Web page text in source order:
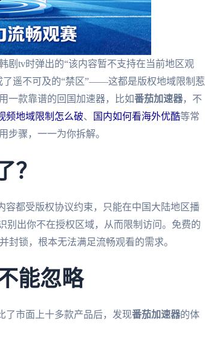
剧tv时弹出的“该内容暂不支持在当前地区观
了遥不可及的“禁区”——这都是版权地域限制惹
一款靠谱的回国加速器，比如番茄加速器，不
频地域限制怎么破、 国内如何看海外优酷等常
步骤，一一为你拆解。
？
容都受版权协议约束，只能在中国大陆地区播
别出你不在授权区域，从而限制访问。免费的
封锁，根本无法满足流畅观看的需求。
能忽略
了市面上十多款产品后，发现番茄加速器的体